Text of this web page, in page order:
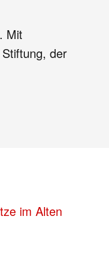
Mit
der
im Alten